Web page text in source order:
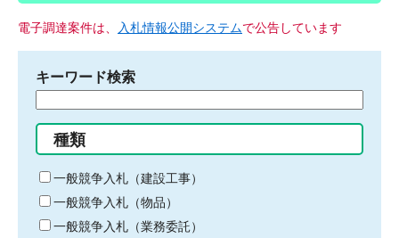
電子調達案件は、 入札情報公開システムで公告しています
キーワード検索
る
キ
ー
ワ
ー
種類
一般競争入札（建設工事）
一般競争入札（物品）
一般競争入札（業務委託）